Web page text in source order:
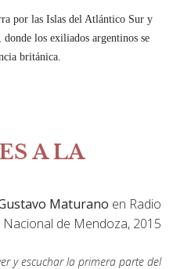
por las Islas del Atlántico Sur y
donde los exiliados argentinos se
británica.
A LA
Maturano en Radio
Nacional de Mendoza, 2015
y escuchar la primera parte del